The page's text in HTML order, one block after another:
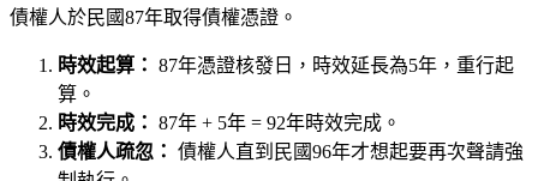
債權人於民國87年取得債權憑證。
時效起算： 87年憑證核發日，時效延長為5年，重行起
算。
時效完成： 87年 + 5年 = 92年時效完成。
債權人疏忽： 債權人直到民國96年才想起要再次聲請強